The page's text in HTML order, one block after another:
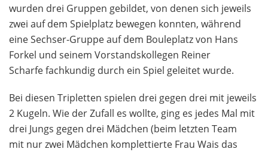
wurden drei Gruppen gebildet, von denen sich jeweils
zwei auf dem Spielplatz bewegen konnten, während
eine Sechser-Gruppe auf dem Bouleplatz von Hans
Forkel und seinem Vorstandskollegen Reiner
Scharfe fachkundig durch ein Spiel geleitet wurde.
Bei diesen Tripletten spielen drei gegen drei mit jeweils
2 Kugeln. Wie der Zufall es wollte, ging es jedes Mal mit
drei Jungs gegen drei Mädchen (beim letzten Team
mit nur zwei Mädchen komplettierte Frau Wais das